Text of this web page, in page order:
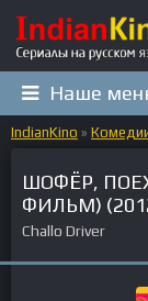
Наше
IndianKino »
ШОФЁР,
ФИЛЬМ)
Challo Driver